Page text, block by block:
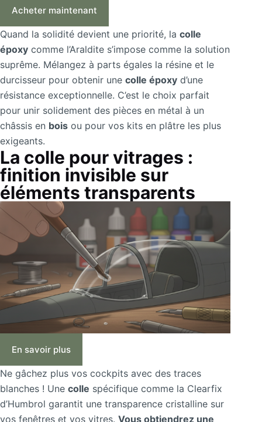
Acheter maintenant
Quand la solidité devient une priorité, la colle
époxy comme l’Araldite s’impose comme la solution
suprême. Mélangez à parts égales la résine et le
durcisseur pour obtenir une colle époxy d’une
résistance exceptionnelle. C’est le choix parfait
pour unir solidement des pièces en métal à un
châssis en bois ou pour vos kits en plâtre les plus
exigeants.
La colle pour vitrages :
finition invisible sur
éléments transparents
En savoir plus
Ne gâchez plus vos cockpits avec des traces
blanches ! Une colle spécifique comme la Clearfix
d’Humbrol garantit une transparence cristalline sur
vos fenêtres et vos vitres. Vous obtiendrez une